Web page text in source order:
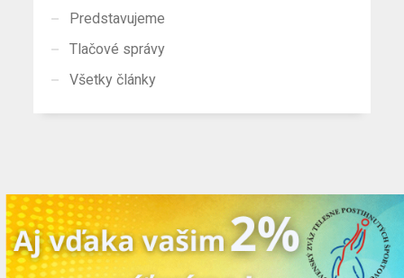
Predstavujeme
Tlačové správy
Všetky články